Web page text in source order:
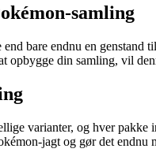
samling
bare endnu en
opbygge din samling, vil
varianter, og hver
jagt og gør det